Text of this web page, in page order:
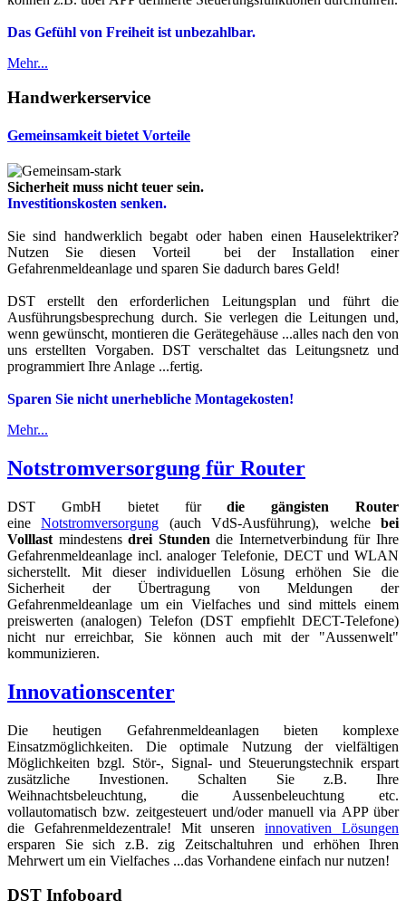
Das Gefühl von Freiheit ist unbezahlbar.
Mehr...
Handwerkerservice
Gemeinsamkeit bietet Vorteile
Sicherheit muss nicht teuer sein.
Investitionskosten senken.
Sie sind handwerklich begabt oder haben einen Hauselektriker?
Nutzen Sie diesen Vorteil bei der Installation einer
Gefahrenmeldeanlage und sparen Sie dadurch bares Geld!
DST erstellt den erforderlichen Leitungsplan und führt die
Ausführungsbesprechung durch. Sie verlegen die Leitungen und,
wenn gewünscht, montieren die Gerätegehäuse ...alles nach den von
uns erstellten Vorgaben. DST verschaltet das Leitungsnetz und
programmiert Ihre Anlage ...fertig.
Sparen Sie nicht unerhebliche Montagekosten!
Mehr...
Notstromversorgung für Router
DST GmbH bietet fürdie gängisten Router
eineNotstromversorgung (auch VdS-Ausführung), welchebei
Volllast mindestensdrei Stunden die Internetverbindung für Ihre
Gefahrenmeldeanlage incl. analoger Telefonie, DECT und WLAN
sicherstellt. Mit dieser individuellen Lösung erhöhen Sie die
Sicherheit der Übertragung von Meldungen der
Gefahrenmeldeanlage um ein Vielfaches und sind mittels einem
preiswerten (analogen) Telefon (DST empfiehlt DECT-Telefone)
nicht nur erreichbar, Sie können auch mit der "Aussenwelt"
kommunizieren.
Innovationscenter
Die heutigen Gefahrenmeldeanlagen bieten komplexe
Einsatzmöglichkeiten. Die optimale Nutzung der vielfältigen
Möglichkeiten bzgl. Stör-, Signal- und Steuerungstechnik erspart
zusätzliche Investionen. Schalten Sie z.B. Ihre
Weihnachtsbeleuchtung, die Aussenbeleuchtung etc.
vollautomatisch bzw. zeitgesteuert und/oder manuell via APP über
die Gefahrenmeldezentrale! Mit unsereninnovativen Lösungen
ersparen Sie sich z.B. zig Zeitschaltuhren und erhöhen Ihren
Mehrwert um ein Vielfaches ...das Vorhandene einfach nur nutzen!
DST Infoboard